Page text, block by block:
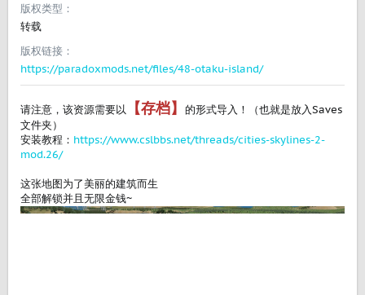
版权类型
转载
版权链接
https://paradoxmods.net/files/48-otaku-island/
请注意，该资源需要以 【存档】
的形式导入！（也就是放入Saves
文件夹）
安装教程： https://www.cslbbs.net/threads/cities-skylines-2-
mod.26/
这张地图为了美丽的建筑而生
全部解锁并且无限金钱~